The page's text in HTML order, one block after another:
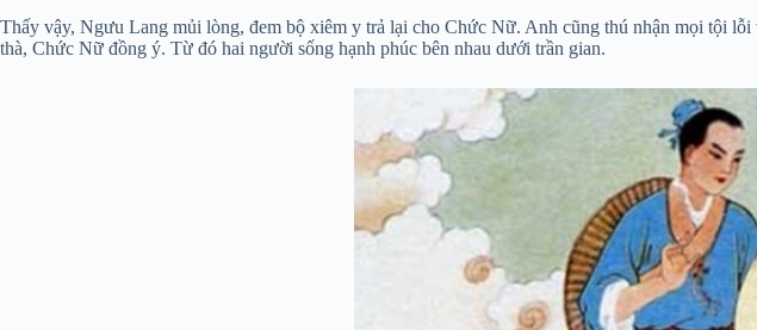
Thấy vậy, Ngưu Lang mủi lòng, đem bộ xiêm y trả lại cho Chức Nữ. Anh cũng thú nhận mọi tội
thà, Chức Nữ đồng ý. Từ đó hai người sống hạnh phúc bên nhau dưới trần gian.